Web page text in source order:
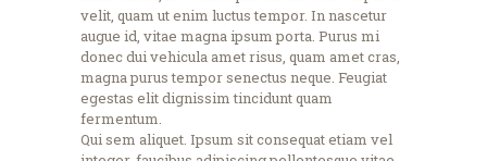
velit, quam ut enim luctus tempor. In nascetur
augue id, vitae magna ipsum porta. Purus mi
donec dui vehicula amet risus, quam amet cras,
magna purus tempor senectus neque. Feugiat
egestas elit dignissim tincidunt quam
fermentum.
Qui sem aliquet. Ipsum sit consequat etiam vel